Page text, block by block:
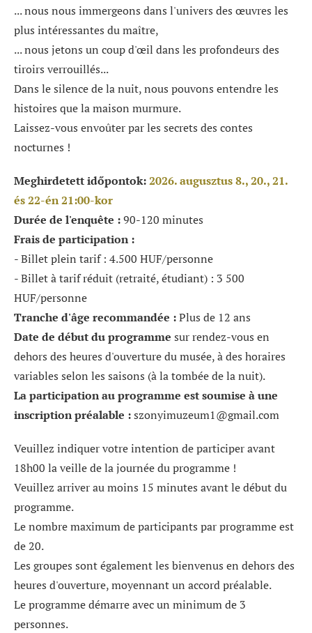
... nous nous immergeons dans l'univers des œuvres les
plus intéressantes du maître,
... nous jetons un coup d'œil dans les profondeurs des
tiroirs verrouillés...
Dans le silence de la nuit, nous pouvons entendre les
histoires que la maison murmure.
Laissez-vous envoûter par les secrets des contes
nocturnes !
Meghirdetett időpontok:2026. augusztus 8., 20., 21.
és 22-én 21:00-kor
Durée de l'enquête :90-120 minutes
Frais de participation :
- Billet plein tarif : 4.500 HUF/personne
- Billet à tarif réduit (retraité, étudiant) : 3 500
HUF/personne
Tranche d'âge recommandée :Plus de 12 ans
Date de début du programme sur rendez-vous en
dehors des heures d'ouverture du musée, à des horaires
variables selon les saisons (à la tombée de la nuit).
La participation au programme est soumise à une
inscription préalable :szonyimuzeum1@gmail.com
Veuillez indiquer votre intention de participer avant
18h00 la veille de la journée du programme !
Veuillez arriver au moins 15 minutes avant le début du
programme.
Le nombre maximum de participants par programme est
de 20.
Les groupes sont également les bienvenus en dehors des
heures d'ouverture, moyennant un accord préalable.
Le programme démarre avec un minimum de 3
personnes.